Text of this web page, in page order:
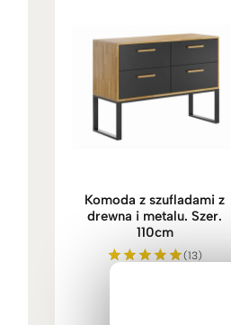
Komoda z szufladami z
drewna i metalu. Szer.
110cm
(13)